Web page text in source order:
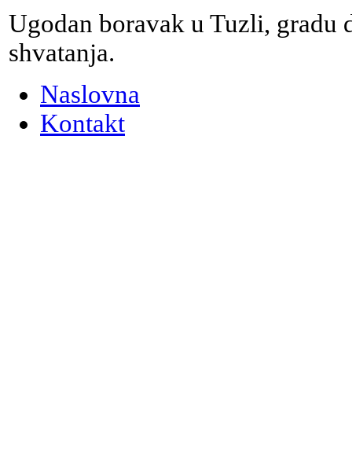
Ugodan boravak u Tuzli,
shvatanja.
Naslovna
Kontakt